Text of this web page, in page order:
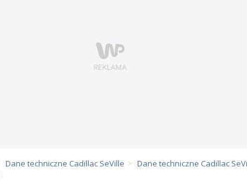
Dane techniczne Cadillac SeVille
Dane techniczne Cadillac